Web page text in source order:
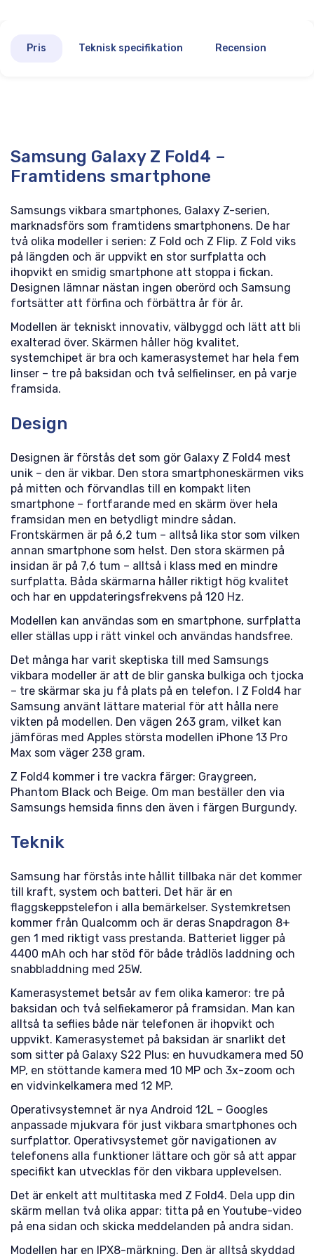
Pris Teknisk specifikation Recension
Samsung Galaxy Z Fold4 –
Framtidens smartphone
Samsungs vikbara smartphones, Galaxy Z-serien,
marknadsförs som framtidens smartphonens. De har
två olika modeller i serien: Z Fold och Z Flip. Z Fold viks
på längden och är uppvikt en stor surfplatta och
ihopvikt en smidig smartphone att stoppa i fickan.
Designen lämnar nästan ingen oberörd och Samsung
fortsätter att förfina och förbättra år för år.
Modellen är tekniskt innovativ, välbyggd och lätt att bli
exalterad över. Skärmen håller hög kvalitet,
systemchipet är bra och kamerasystemet har hela fem
linser – tre på baksidan och två selfielinser, en på varje
framsida.
Design
Designen är förstås det som gör Galaxy Z Fold4 mest
unik – den är vikbar. Den stora smartphoneskärmen viks
på mitten och förvandlas till en kompakt liten
smartphone – fortfarande med en skärm över hela
framsidan men en betydligt mindre sådan.
Frontskärmen är på 6,2 tum – alltså lika stor som vilken
annan smartphone som helst. Den stora skärmen på
insidan är på 7,6 tum – alltså i klass med en mindre
surfplatta. Båda skärmarna håller riktigt hög kvalitet
och har en uppdateringsfrekvens på 120 Hz.
Modellen kan användas som en smartphone, surfplatta
eller ställas upp i rätt vinkel och användas handsfree.
Det många har varit skeptiska till med Samsungs
vikbara modeller är att de blir ganska bulkiga och tjocka
– tre skärmar ska ju få plats på en telefon. I Z Fold4 har
Samsung använt lättare material för att hålla nere
vikten på modellen. Den vägen 263 gram, vilket kan
jämföras med Apples största modellen iPhone 13 Pro
Max som väger 238 gram.
Z Fold4 kommer i tre vackra färger: Graygreen,
Phantom Black och Beige. Om man beställer den via
Samsungs hemsida finns den även i färgen Burgundy.
Teknik
Samsung har förstås inte hållit tillbaka när det kommer
till kraft, system och batteri. Det här är en
flaggskeppstelefon i alla bemärkelser. Systemkretsen
kommer från Qualcomm och är deras Snapdragon 8+
gen 1 med riktigt vass prestanda. Batteriet ligger på
4400 mAh och har stöd för både trådlös laddning och
snabbladdning med 25W.
Kamerasystemet betsår av fem olika kameror: tre på
baksidan och två selfiekameror på framsidan. Man kan
alltså ta seflies både när telefonen är ihopvikt och
uppvikt. Kamerasystemet på baksidan är snarlikt det
som sitter på Galaxy S22 Plus: en huvudkamera med 50
MP, en stöttande kamera med 10 MP och 3x-zoom och
en vidvinkelkamera med 12 MP.
Operativsystemnet är nya Android 12L – Googles
anpassade mjukvara för just vikbara smartphones och
surfplattor. Operativsystemet gör navigationen av
telefonens alla funktioner lättare och gör så att appar
specifikt kan utvecklas för den vikbara upplevelsen.
Det är enkelt att multitaska med Z Fold4. Dela upp din
skärm mellan två olika appar: titta på en Youtube-video
på ena sidan och skicka meddelanden på andra sidan.
Modellen har en IPX8-märkning. Den är alltså skyddad